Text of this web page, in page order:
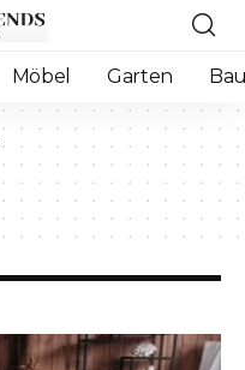
Möbel Garten